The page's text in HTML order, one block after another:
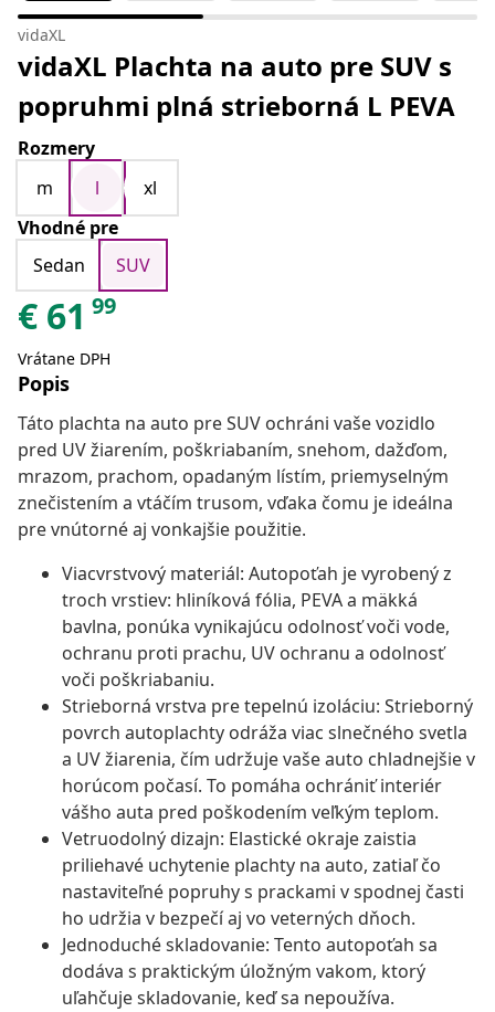
vidaXL
vidaXL Plachta na auto pre SUV s
popruhmi plná strieborná L PEVA
Rozmery
m
l
xl
Vhodné pre
Sedan
SUV
€ 61 99
Vrátane DPH
Popis
Táto plachta na auto pre SUV ochráni vaše vozidlo
pred UV žiarením, poškriabaním, snehom, dažďom,
mrazom, prachom, opadaným lístím, priemyselným
znečistením a vtáčím trusom, vďaka čomu je ideálna
pre vnútorné aj vonkajšie použitie.
Viacvrstvový materiál: Autopoťah je vyrobený z
troch vrstiev: hliníková fólia, PEVA a mäkká
bavlna, ponúka vynikajúcu odolnosť voči vode,
ochranu proti prachu, UV ochranu a odolnosť
voči poškriabaniu.
Strieborná vrstva pre tepelnú izoláciu: Strieborný
povrch autoplachty odráža viac slnečného svetla
a UV žiarenia, čím udržuje vaše auto chladnejšie v
horúcom počasí. To pomáha ochrániť interiér
vášho auta pred poškodením veľkým teplom.
Vetruodolný dizajn: Elastické okraje zaistia
priliehavé uchytenie plachty na auto, zatiaľ čo
nastaviteľné popruhy s prackami v spodnej časti
ho udržia v bezpečí aj vo veterných dňoch.
Jednoduché skladovanie: Tento autopoťah sa
dodáva s praktickým úložným vakom, ktorý
uľahčuje skladovanie, keď sa nepoužíva.